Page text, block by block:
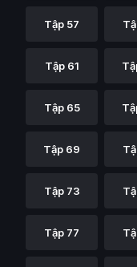
Tập 57
Tập 61
Tập 65
Tập 69
Tập 73
Tập 77